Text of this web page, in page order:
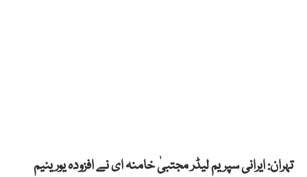
تہران: ایرانی سپریم لیڈر مجتبیٰ خامنہ ای نے افزودہ یورینیم